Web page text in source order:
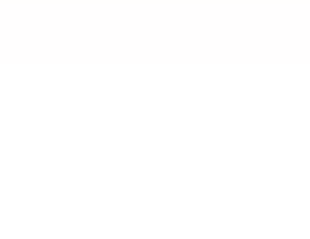
Personnalisez vos préférences